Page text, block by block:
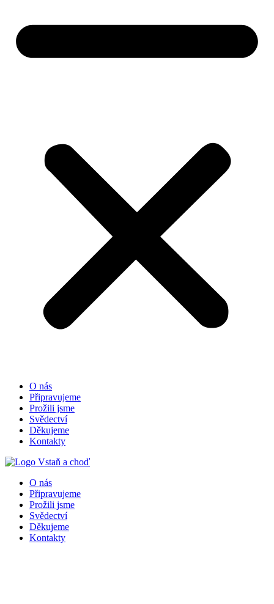
O nás
Připravujeme
Prožili jsme
Svědectví
Děkujeme
Kontakty
O nás
Připravujeme
Prožili jsme
Svědectví
Děkujeme
Kontakty